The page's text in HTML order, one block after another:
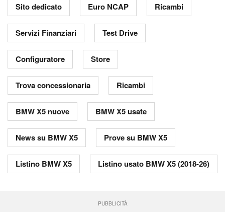
Sito dedicato Euro NCAP Ricambi
Servizi Finanziari Test Drive
Configuratore Store
Trova concessionaria Ricambi
BMW X5 nuove BMW X5 usate
News su BMW X5 Prove su BMW X5
Listino BMW X5 Listino usato BMW X5 (2018-26)
PUBBLICITÀ